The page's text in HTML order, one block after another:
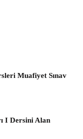
Muafiyet Sınav
I Dersini Alan